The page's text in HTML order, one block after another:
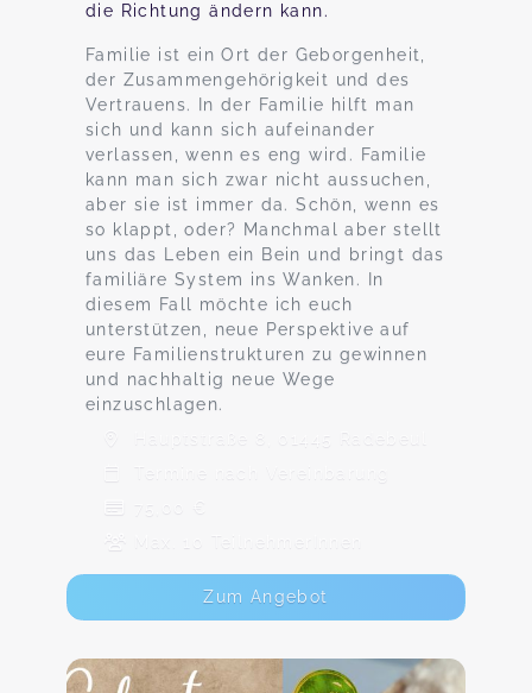
die Richtung ändern kann.
Familie ist ein Ort der Geborgenheit,
der Zusammengehörigkeit und des
Vertrauens. In der Familie hilft man
sich und kann sich aufeinander
verlassen, wenn es eng wird. Familie
kann man sich zwar nicht aussuchen,
aber sie ist immer da. Schön, wenn es
so klappt, oder? Manchmal aber stellt
uns das Leben ein Bein und bringt das
familiäre System ins Wanken. In
diesem Fall möchte ich euch
unterstützen, neue Perspektive auf
eure Familienstrukturen zu gewinnen
und nachhaltig neue Wege
einzuschlagen.
Hauptstraße 8, 01445 Radebeul
Termine nach Vereinbarung
75,00 €
Max. 10 TeilnehmerInnen
Zum Angebot